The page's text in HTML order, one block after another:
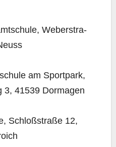
Weber­stra­
am Sport­park,
3, 41539 Dormagen
Schloß­stra­ße 12,